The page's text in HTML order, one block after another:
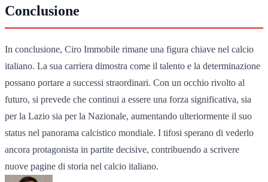
Conclusione
In conclusione, Ciro Immobile rimane una figura chiave nel calcio
italiano. La sua carriera dimostra come il talento e la determinazione
possano portare a successi straordinari. Con un occhio rivolto al
futuro, si prevede che continui a essere una forza significativa, sia
per la Lazio sia per la Nazionale, aumentando ulteriormente il suo
status nel panorama calcistico mondiale. I tifosi sperano di vederlo
ancora protagonista in partite decisive, contribuendo a scrivere
nuove pagine di storia nel calcio italiano.